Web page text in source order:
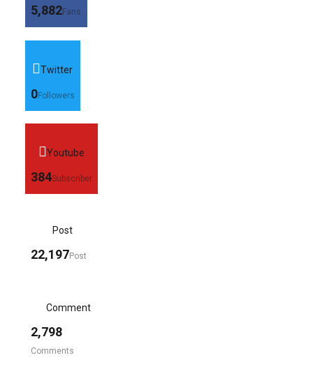
5,882Fans
Twitter
0Followers
Youtube
384Subscriber
Post
22,197Post
Comment
2,798
Comments